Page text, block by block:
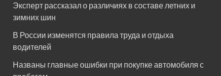
Эксперт рассказал о различиях в составе летних и
зимних шин
В России изменятся правила труда и отдыха
водителей
Названы главные ошибки при покупке автомобиля с